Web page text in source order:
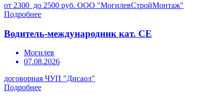
от 2300 до 2500 руб. ООО "МогилевСтройМонтаж"
Подробнее
Водитель-международник кат. СЕ
Могилев
07.08.2026
договорная ЧУП "Дисаол"
Подробнее